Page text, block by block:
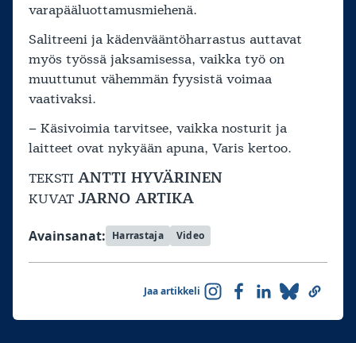
varapääluottamusmiehenä.
Salitreeni ja kädenvääntöharrastus auttavat
myös työssä jaksamisessa, vaikka työ on
muuttunut vähemmän fyysistä voimaa
vaativaksi.
– Käsivoimia tarvitsee, vaikka nosturit ja
laitteet ovat nykyään apuna, Varis kertoo.
TEKSTI ANTTI HYVÄRINEN
KUVAT JARNO ARTIKA
Avainsanat: Harrastaja Video
Jaa artikkeli